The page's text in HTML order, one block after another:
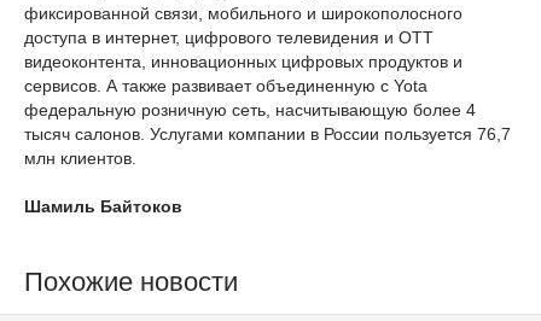
фиксированной связи, мобильного и широкополосного
доступа в интернет, цифрового телевидения и OTT
видеоконтента, инновационных цифровых продуктов и
сервисов. А также развивает объединенную с Yota
федеральную розничную сеть, насчитывающую более 4
тысяч салонов. Услугами компании в России пользуется 76,7
млн клиентов.
Шамиль Байтоков
Похожие новости